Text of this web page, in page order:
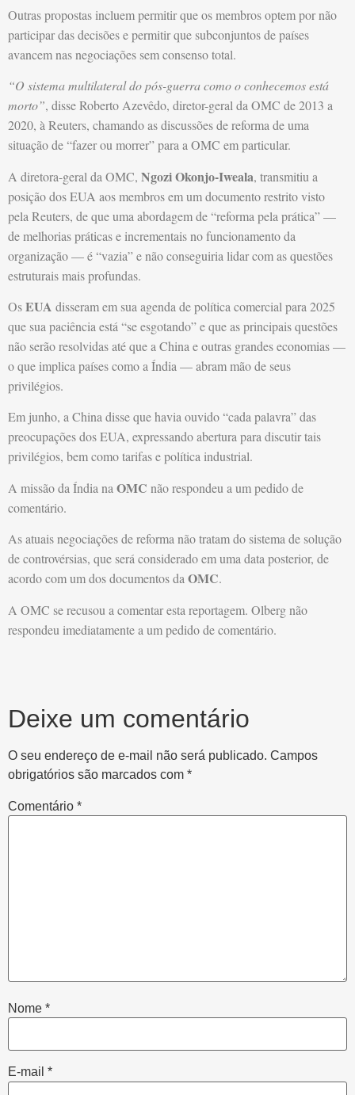
Outras propostas incluem permitir que os membros optem por não
participar das decisões e permitir que subconjuntos de países
avancem nas negociações sem consenso total.
“O sistema multilateral do pós-guerra como o conhecemos está
morto”, disse Roberto Azevêdo, diretor-geral da OMC de 2013 a
2020, à Reuters, chamando as discussões de reforma de uma
situação de “fazer ou morrer” para a OMC em particular.
A diretora-geral da OMC, Ngozi Okonjo-Iweala, transmitiu a
posição dos EUA aos membros em um documento restrito visto
pela Reuters, de que uma abordagem de “reforma pela prática” —
de melhorias práticas e incrementais no funcionamento da
organização — é “vazia” e não conseguiria lidar com as questões
estruturais mais profundas.
OsEUA disseram em sua agenda de política comercial para 2025
que sua paciência está “se esgotando” e que as principais questões
não serão resolvidas até que a China e outras grandes economias —
o que implica países como a Índia — abram mão de seus
privilégios.
Em junho, a China disse que havia ouvido “cada palavra” das
preocupações dos EUA, expressando abertura para discutir tais
privilégios, bem como tarifas e política industrial.
A missão da Índia na OMC não respondeu a um pedido de
comentário.
As atuais negociações de reforma não tratam do sistema de solução
de controvérsias, que será considerado em uma data posterior, de
acordo com um dos documentos daOMC.
A OMC se recusou a comentar esta reportagem. Olberg não
respondeu imediatamente a um pedido de comentário.
Deixe um comentário
O seu endereço de e-mail não será publicado. Campos
obrigatórios são marcados com *
Comentário *
Nome *
E-mail *